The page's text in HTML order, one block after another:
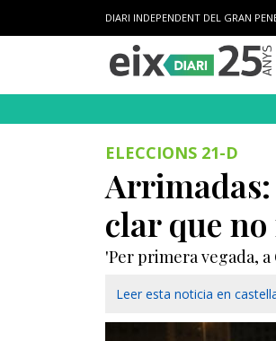
DIARI INDEPENDENT DEL GRAN
ELECCIONS 21-D
Arrimadas:
clar que
'Per primera vegada,
Leer esta noticia en